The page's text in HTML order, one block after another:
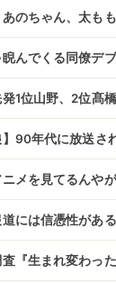
あのちゃん、太も
ｗｗｗ
んでくる同僚デ
理由を聞いてみ
1位山野、2位髙
】90年代に放送
ニメを見てるんや
道には信憑性があ
ち週刊誌問題」
『生まれ変わっ